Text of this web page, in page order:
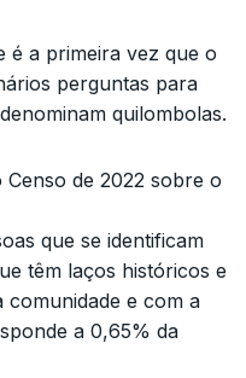
é a primeira vez que o
perguntas para
quilombolas.
Censo de 2022 sobre o
que se identificam
têm laços históricos e
comunidade e com a
a 0,65% da